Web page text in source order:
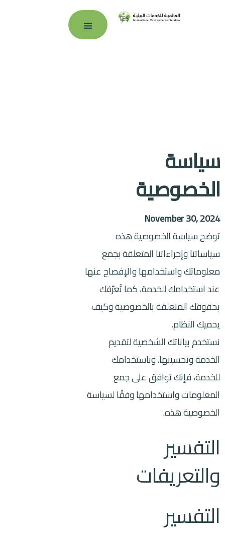
سياسة
الخصوصية
November 30, 2024
توضح سياسة الخصوصية هذه
سياساتنا وإجراءاتنا المتعلقة بجمع
معلوماتك واستخدامها والإفصاح عنها
عند استخدامك للخدمة، كما تُعرّفك
بحقوقك المتعلقة بالخصوصية وكيف
يحميك النظام.
نستخدم بياناتك الشخصية لتقديم
الخدمة وتحسينها. وباستخدامك
للخدمة، فإنك توافق على جمع
المعلومات واستخدامها وفقًا لسياسة
الخصوصية هذه.
التفسير
والتعريفات
التفسير